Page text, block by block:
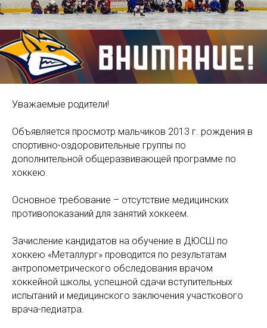
Уважаемые родители!
Объявляется просмотр мальчиков 2013 г. рождения в
спортивно-оздоровительные группы по
дополнительной общеразвивающей программе по
хоккею.
Основное требование – отсутствие медицинских
противопоказаний для занятий хоккеем.
Зачисление кандидатов на обучение в ДЮСШ по
хоккею «Металлург» проводится по результатам
антропометрического обследования врачом
хоккейной школы, успешной сдачи вступительных
испытаний и медицинского заключения участкового
врача-педиатра.